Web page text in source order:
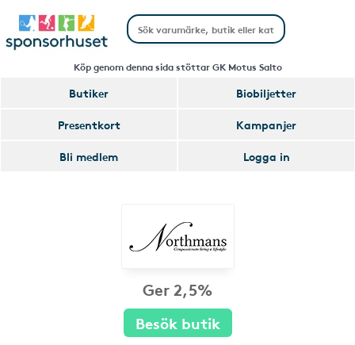
Köp genom denna sida stöttar GK Motus Salto
Butiker
Biobiljetter
Presentkort
Kampanjer
Bli medlem
Logga in
Ger 2,5%
Besök butik